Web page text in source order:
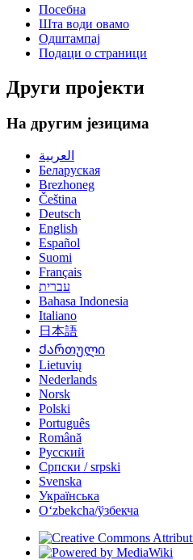
Посебна
Шта води овамо
Одштампај
Подаци о страници
Други пројекти
На другим језицима
العربية
Беларуская
Brezhoneg
Čeština
Deutsch
English
Español
Suomi
Français
עברית
Bahasa Indonesia
Italiano
日本語
Ქართული
Lietuvių
Nederlands
Norsk
Polski
Português
Română
Русский
Српски / srpski
Svenska
Українська
Oʻzbekcha/ўзбекча